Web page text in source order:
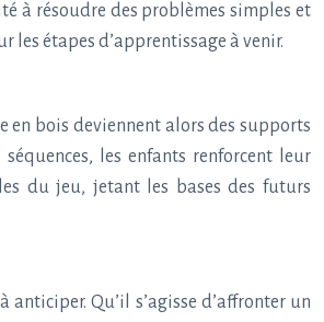
à résoudre des problèmes simples et
les étapes d’apprentissage à venir.
en bois deviennent alors des supports
les enfants renforcent leur
du jeu, jetant les bases des futurs
Qu’il s’agisse d’affronter un